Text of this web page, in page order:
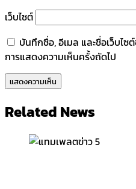
เว็บไซต์
บันทึกชื่อ, อีเมล และชื่อเว็บไซ
การแสดงความเห็นครั้งถัดไป
Related News